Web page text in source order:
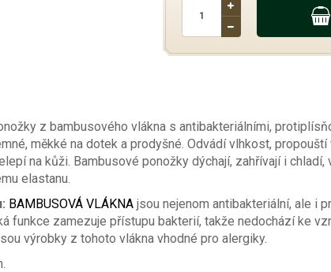
z bambusového vlákna s antibakteriálními,
měkké na dotek a prodyšné. Odvádí vlhkost,
na kůži. Bambusové ponožky dýchají, zahřívají i
elastanu.
BAMBUSOVÁ VLÁKNA jsou nejenom antibakteriální, ale i
funkce zamezuje přístupu bakterií, takže nedochází ke
výrobky z tohoto vlákna vhodné pro alergiky.